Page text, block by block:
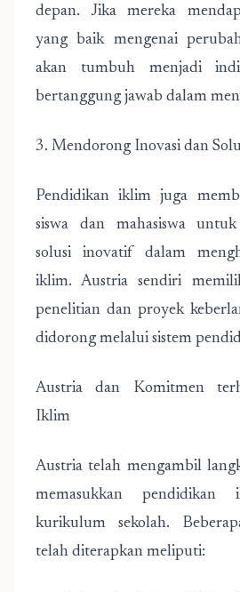
depan. Jika mereka
yang baik mengenai
akan tumbuh menjadi
bertanggung jawab dalam
3. Mendorong Inovasi dan
Pendidikan iklim juga
siswa dan mahasiswa
solusi inovatif dalam
iklim. Austria sendiri
penelitian dan proyek
didorong melalui sistem
Austria dan Komitmen
Iklim
Austria telah mengambil
memasukkan
kurikulum sekolah.
telah diterapkan meliputi: